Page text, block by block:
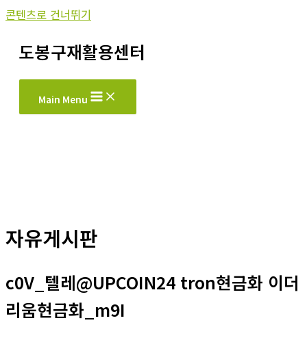
콘텐츠로 건너뛰기
도봉구재활용센터
Main Menu
자유게시판
c0V_텔레@UPCOIN24 tron현금화 이더
리움현금화_m9I